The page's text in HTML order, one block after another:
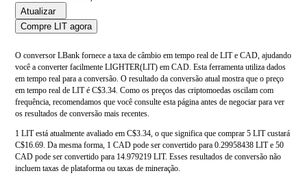
Atualizar
Compre LIT agora
O conversor LBank fornece a taxa de câmbio em tempo real de LIT e CAD, ajudando
você a converter facilmente LIGHTER(LIT) em CAD. Esta ferramenta utiliza dados
em tempo real para a conversão. O resultado da conversão atual mostra que o preço
em tempo real de LIT é C$3.34. Como os preços das criptomoedas oscilam com
frequência, recomendamos que você consulte esta página antes de negociar para ver
os resultados de conversão mais recentes.
1 LIT está atualmente avaliado em C$3.34, o que significa que comprar 5 LIT custará
C$16.69. Da mesma forma, 1 CAD pode ser convertido para 0.29958438 LIT e 50
CAD pode ser convertido para 14.979219 LIT. Esses resultados de conversão não
incluem taxas de plataforma ou taxas de mineração.